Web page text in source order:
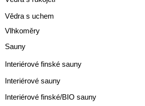
Vědra s uchem
Vlhkoměry
Sauny
Interiérové finské sauny
Interiérové sauny
Interiérové finské/BIO sauny